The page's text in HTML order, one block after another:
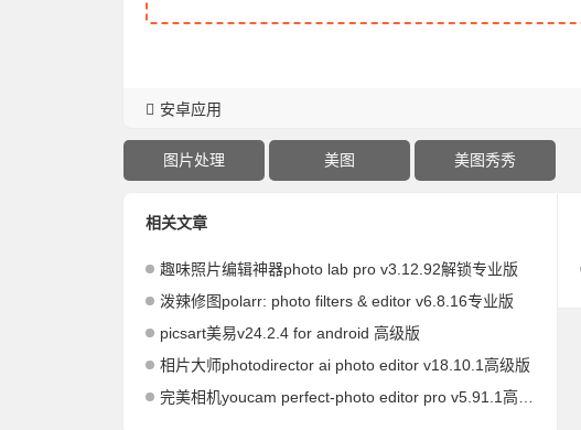
安卓应用
图片处理 美图 美图秀秀
相关文章
趣味照片编辑神器photo lab pro v3.12.92解锁专业版
泼辣修图polarr: photo filters & editor v6.8.16专业版
picsart美易v24.2.4 for android 高级版
相片大师photodirector ai photo editor v18.10.1高级版
完美相机youcam perfect-photo editor pro v5.91.1高级版